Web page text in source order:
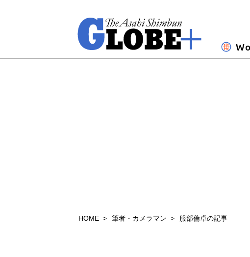
HOME 筆者・カメラマン 服部倫卓の記事